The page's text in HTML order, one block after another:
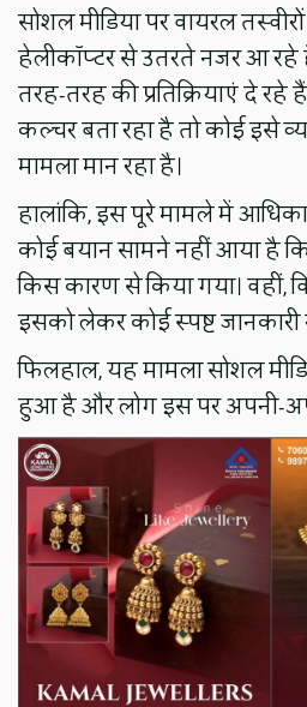
सोशल मीडिया पर वायरल
हेलीकॉप्टर से उतरते नजर आ
तरह-तरह की प्रतिक्रियाएं दे
कल्चर बता रहा है तो कोई इसे
मामला मान रहा है।
हालांकि, इस पूरे मामले में
कोई बयान सामने नहीं आया है
किस कारण से किया गया। वहीं,
इसको लेकर कोई स्पष्ट जानकारी
फिलहाल, यह मामला सोशल
हुआ है और लोग इस पर अपनी-